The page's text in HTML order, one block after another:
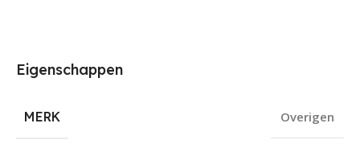
Eigenschappen
MERK Overigen